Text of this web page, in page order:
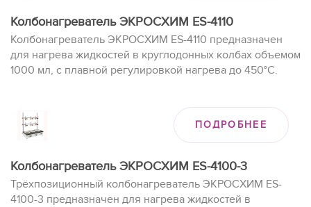
Колбонагреватель ЭКРОСХИМ ES-4110
Колбонагреватель ЭКРОСХИМ ES-4110 предназначен
для нагрева жидкостей в круглодонных колбах объемом
1000 мл, с плавной регулировкой нагрева до 450°C.
ПОДРОБНЕЕ
Колбонагреватель ЭКРОСХИМ ES-4100-3
Трёхпозиционный колбонагреватель ЭКРОСХИМ ES-
4100-3 предназначен для нагрева жидкостей в